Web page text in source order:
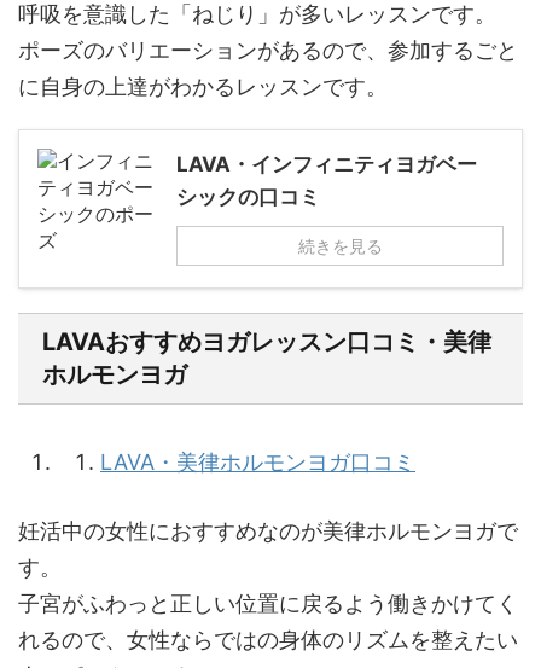
呼吸を意識した「ねじり」が多いレッスンです。
ポーズのバリエーションがあるので、参加するごと
に自身の上達がわかるレッスンです。
LAVA・インフィニティヨガベー
シックの口コミ
続きを見る
LAVAおすすめヨガレッスン口コミ・美律
ホルモンヨガ
LAVA・美律ホルモンヨガ口コミ
妊活中の女性におすすめなのが美律ホルモンヨガで
す。
子宮がふわっと正しい位置に戻るよう働きかけてく
れるので、女性ならではの身体のリズムを整えたい